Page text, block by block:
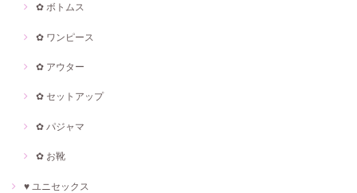
✿ ボトムス
✿ ワンピース
✿ アウター
✿ セットアップ
✿ パジャマ
✿ お靴
♥ ユニセックス